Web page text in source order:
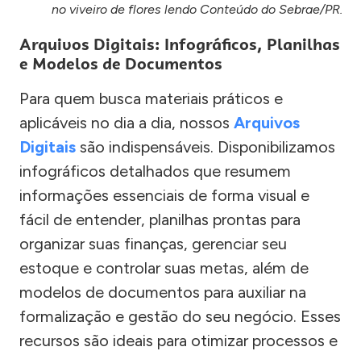
no viveiro de flores lendo Conteúdo do Sebrae/PR.
Arquivos Digitais: Infográficos, Planilhas
e Modelos de Documentos
Para quem busca materiais práticos e
aplicáveis no dia a dia, nossos Arquivos
Digitais são indispensáveis. Disponibilizamos
infográficos detalhados que resumem
informações essenciais de forma visual e
fácil de entender, planilhas prontas para
organizar suas finanças, gerenciar seu
estoque e controlar suas metas, além de
modelos de documentos para auxiliar na
formalização e gestão do seu negócio. Esses
recursos são ideais para otimizar processos e